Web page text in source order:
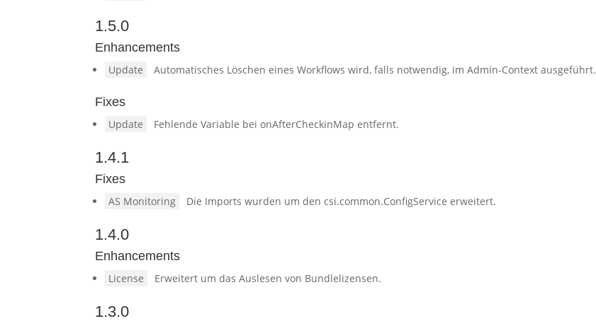
1.5.0
Enhancements
Update Automatisches Löschen eines Workflows wird, falls notwendig, im Admin-Context ausgeführt.
Fixes
Update Fehlende Variable bei onAfterCheckinMap entfernt.
1.4.1
Fixes
AS Monitoring Die Imports wurden um den csi.common.ConfigService erweitert.
1.4.0
Enhancements
License Erweitert um das Auslesen von Bundlelizensen.
1.3.0